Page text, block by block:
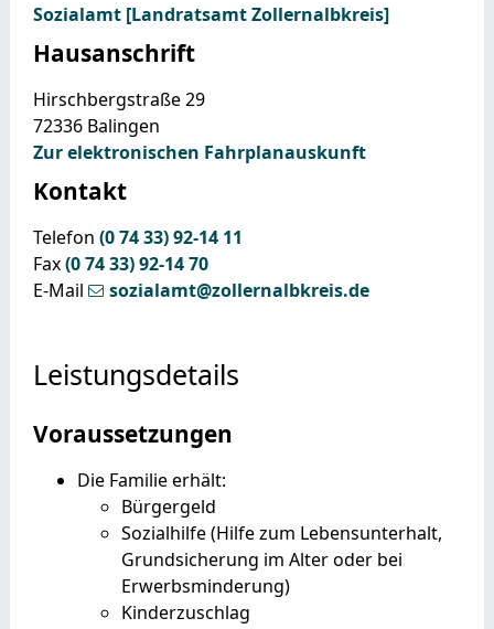
Sozialamt [Landratsamt Zollernalbkreis]
Hausanschrift
Hirschbergstraße 29
72336 Balingen
Zur elektronischen Fahrplanauskunft
Kontakt
Telefon (07433) 92-14 11
Fax(07433) 92-1470
E-Mail
sozialamt@zollernalbkreis.de
Leistungsdetails
Voraussetzungen
Die Familie erhält:
Bürgergeld
Sozialhilfe (Hilfe zum Lebensunterhalt,
Grundsicherung im Alter oder bei
Erwerbsminderung)
Kinderzuschlag